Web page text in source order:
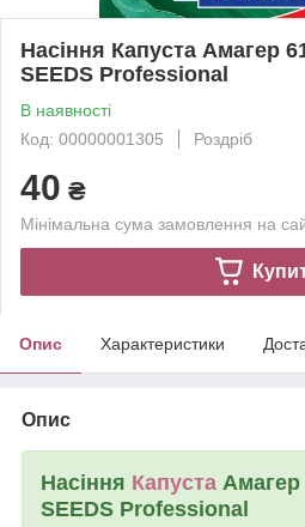
Насіння Капуста Амагер
SEEDS Professional
В наявності
Код: 00000001305
Роздріб
40 ₴
Мінімальна сума замовлення на
Опис Характеристики
Опис
Насіння Капуста Амагер
SEEDS Professional